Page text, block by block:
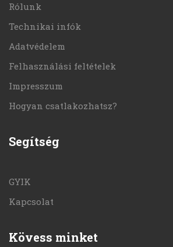
Rólunk
Technikai infók
Adatvédelem
Felhasználási feltételek
Impresszum
Hogyan csatlakozhatsz?
Segítség
GYIK
Kapcsolat
Kövess minket